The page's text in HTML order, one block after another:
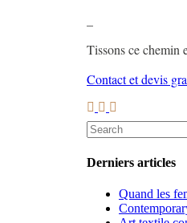
Tissons ce chemin
Contact et devis
Search
for:
Derniers articles
Quand les